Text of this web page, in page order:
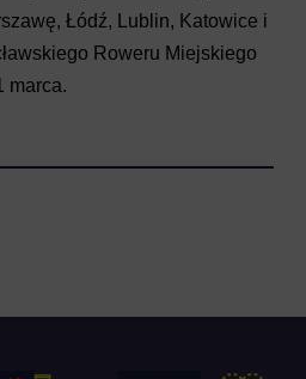
Łódź, Lublin, Katowice i
Roweru Miejskiego
marca.